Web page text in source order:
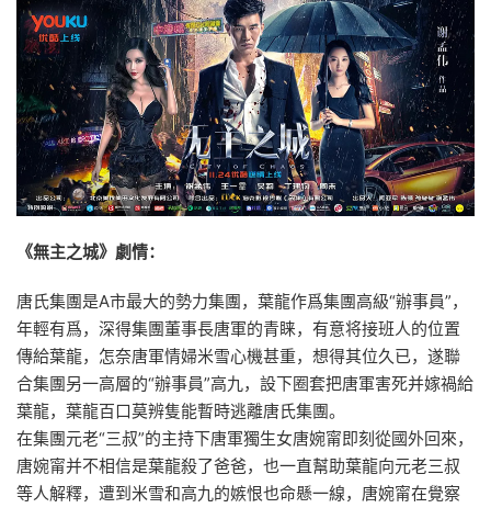
《無主之城》劇情：
唐氏集團是A市最大的勢力集團，葉龍作爲集團高級“辦事員”，
年輕有爲，深得集團董事長唐軍的青睐，有意将接班人的位置
傳給葉龍，怎奈唐軍情婦米雪心機甚重，想得其位久已，遂聯
合集團另一高層的“辦事員”高九，設下圈套把唐軍害死并嫁禍給
葉龍，葉龍百口莫辨隻能暫時逃離唐氏集團。
在集團元老“三叔”的主持下唐軍獨生女唐婉甯即刻從國外回來，
唐婉甯并不相信是葉龍殺了爸爸，也一直幫助葉龍向元老三叔
等人解釋，遭到米雪和高九的嫉恨也命懸一線，唐婉甯在覺察